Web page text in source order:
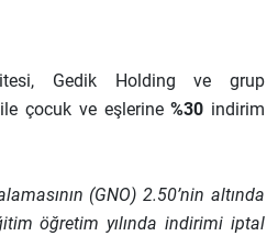
Gedik Holding ve grup
ile çocuk ve eşlerine%30 indirim
(GNO) 2.50’nin altında
öğretim yılında indirimi iptal